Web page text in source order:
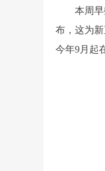
本周
布，这为
今年9月起